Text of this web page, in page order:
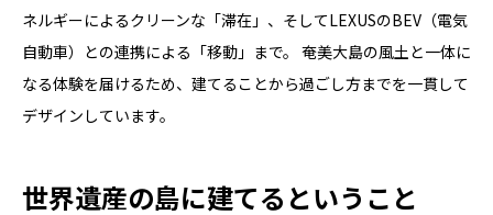
ネルギーによるクリーンな「滞在」、そしてLEXUSのBEV（電気
自動車）との連携による「移動」まで。 奄美大島の風土と一体に
なる体験を届けるため、建てることから過ごし方までを一貫して
デザインしています。
世界遺産の島に建てるということ